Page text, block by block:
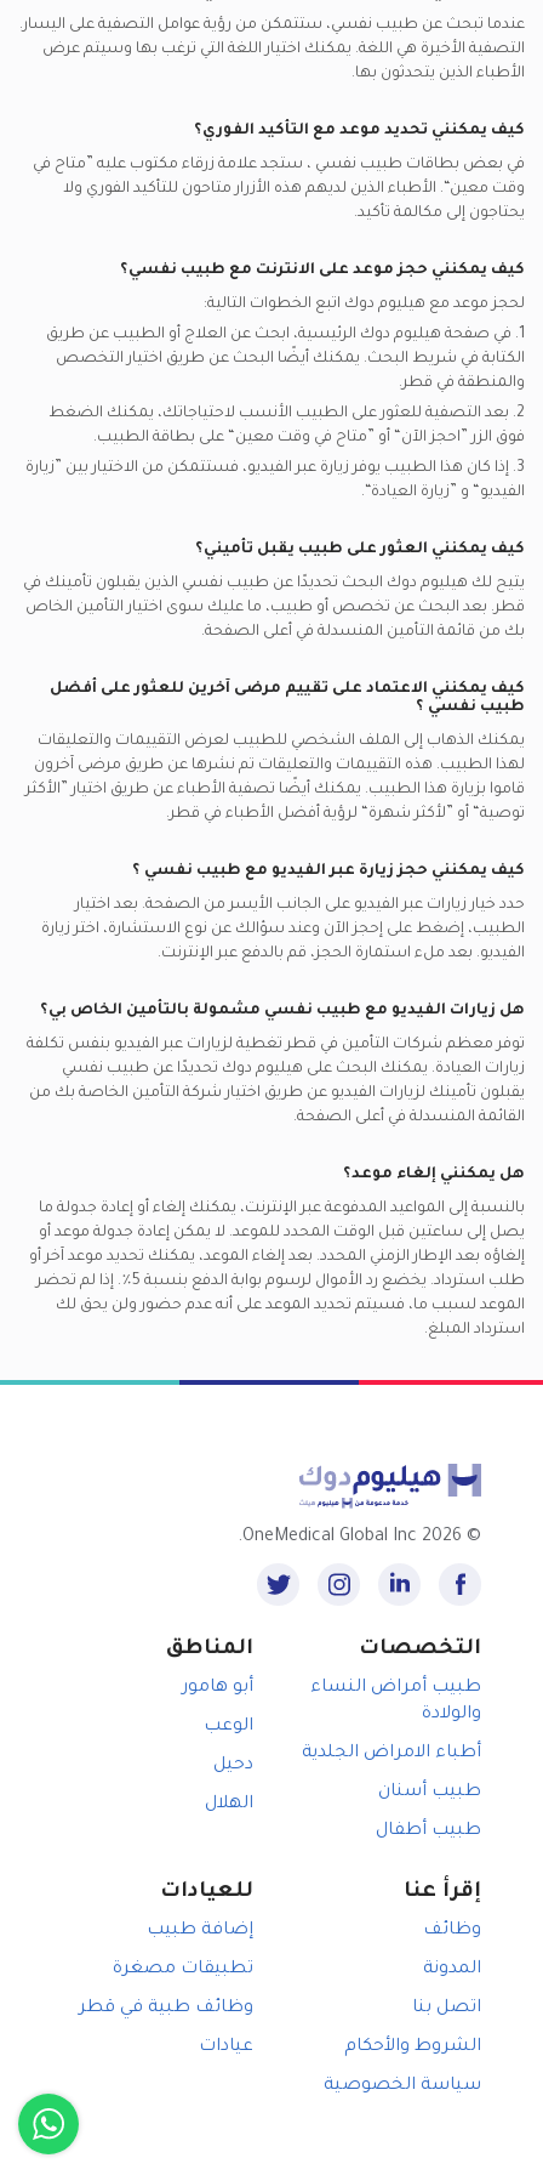
بوبا يدعم تأمين اطباء نفسيين
عندما تبحث عن طبيب نفسي، ستتمكن من رؤية عوامل التصفية على اليسار.
التصفية الأخيرة هي اللغة. يمكنك اختيار اللغة التي ترغب بها وسيتم عرض
الأطباء الذين يتحدثون بها.
كيف يمكنني تحديد موعد مع التأكيد الفوري؟
في بعض بطاقات طبيب نفسي ، ستجد علامة زرقاء مكتوب عليه ”متاح في
وقت معين“. الأطباء الذين لديهم هذه الأزرار متاحون للتأكيد الفوري ولا
يحتاجون إلى مكالمة تأكيد.
كيف يمكنني حجز موعد على الانترنت مع طبيب نفسي؟
لحجز موعد مع هيليوم دوك اتبع الخطوات التالية:
1. في صفحة هيليوم دوك الرئيسية، ابحث عن العلاج أو الطبيب عن طريق
الكتابة في شريط البحث. يمكنك أيضًا البحث عن طريق اختيار التخصص
والمنطقة في قطر.
2. بعد التصفية للعثور على الطبيب الأنسب لاحتياجاتك، يمكنك الضغط
فوق الزر ”احجز الآن“ أو ”متاح في وقت معين“ على بطاقة الطبيب.
3. إذا كان هذا الطبيب يوفر زيارة عبر الفيديو، فستتمكن من الاختيار بين ”زيارة
الفيديو“ و ”زيارة العيادة“.
كيف يمكنني العثور على طبيب يقبل تأميني؟
يتيح لك هيليوم دوك البحث تحديدًا عن طبيب نفسي الذين يقبلون تأمينك في
قطر. بعد البحث عن تخصص أو طبيب، ما عليك سوى اختيار التأمين الخاص
بك من قائمة التأمين المنسدلة في أعلى الصفحة.
كيف يمكنني الاعتماد على تقييم مرضى آخرين للعثور على أفضل
طبيب نفسي ؟
يمكنك الذهاب إلى الملف الشخصي للطبيب لعرض التقييمات والتعليقات
لهذا الطبيب. هذه التقييمات والتعليقات تم نشرها عن طريق مرضى آخرون
قاموا بزيارة هذا الطبيب. يمكنك أيضًا تصفية الأطباء عن طريق اختيار ”الأكثر
توصية“ أو ”لأكثر شهرة“ لرؤية أفضل الأطباء في قطر.
كيف يمكنني حجز زيارة عبر الفيديو مع طبيب نفسي ؟
حدد خيار زيارات عبر الفيديو على الجانب الأيسر من الصفحة. بعد اختيار
الطبيب، إضغط على إحجز الآن وعند سؤالك عن نوع الاستشارة، اختر زيارة
الفيديو. بعد ملء استمارة الحجز، قم بالدفع عبر الإنترنت.
هل زيارات الفيديو مع طبيب نفسي مشمولة بالتأمين الخاص بي؟
توفر معظم شركات التأمين في قطر تغطية لزيارات عبر الفيديو بنفس تكلفة
زيارات العيادة. يمكنك البحث على هيليوم دوك تحديدًا عن طبيب نفسي
يقبلون تأمينك لزيارات الفيديو عن طريق اختيار شركة التأمين الخاصة بك من
القائمة المنسدلة في أعلى الصفحة.
هل يمكنني إلغاء موعد؟
بالنسبة إلى المواعيد المدفوعة عبر الإنترنت، يمكنك إلغاء أو إعادة جدولة ما
يصل إلى ساعتين قبل الوقت المحدد للموعد. لا يمكن إعادة جدولة موعد أو
إلغاؤه بعد الإطار الزمني المحدد. بعد إلغاء الموعد، يمكنك تحديد موعد آخر أو
طلب استرداد. يخضع رد الأموال لرسوم بوابة الدفع بنسبة 5٪. إذا لم تحضر
الموعد لسبب ما، فسيتم تحديد الموعد على أنه عدم حضور ولن يحق لك
استرداد المبلغ.
©
2026 OneMedical Global Inc.
التخصصات
طبيب أمراض النساء
والولادة
أطباء الامراض الجلدية
طبيب أسنان
طبيب أطفال
المناطق
أبو هامور
الوعب
دحيل
الهلال
إقرأ عنا
وظائف
المدونة
اتصل بنا
الشروط والأحكام
سياسة الخصوصية
للعيادات
إضافة طبيب
تطبيقات مصغرة
وظائف طبية في قطر
عيادات